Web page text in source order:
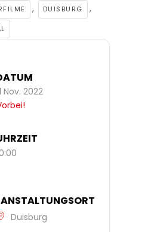
, DUISBURG ,
Nov. 2022
Duisburg